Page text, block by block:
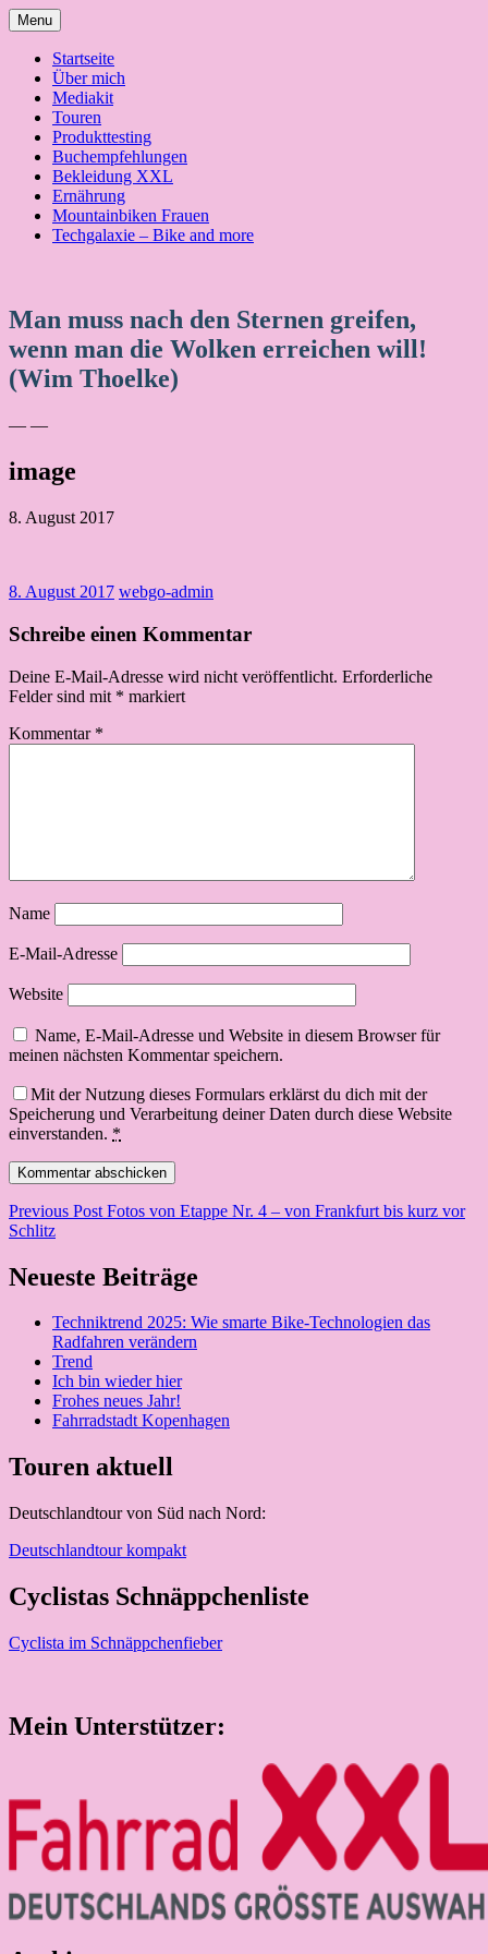
Skip
to
content
Menu
Startseite
Über mich
Mediakit
Touren
Produkttesting
Buchempfehlungen
Bekleidung XXL
Ernährung
Mountainbiken Frauen
Techgalaxie – Bike and more
Man muss nach den Sternen greifen,
wenn man die Wolken erreichen will!
(Wim Thoelke)
— —
image
8. August 2017
8. August 2017 webgo-admin
Schreibe einen Kommentar
Deine E-Mail-Adresse wird nicht veröffentlicht. Erforderliche
Felder sind mit * markiert
Kommentar *
Name
E-Mail-Adresse
Website
Name, E-Mail-Adresse und Website in diesem Browser für
meinen nächsten Kommentar speichern.
Mit der Nutzung dieses Formulars erklärst du dich mit der
Speicherung und Verarbeitung deiner Daten durch diese Website
einverstanden. *
Beitragsnavigation
Previous Post Fotos von Etappe Nr. 4 – von Frankfurt bis kurz vor
Schlitz
Neueste Beiträge
Techniktrend 2025: Wie smarte Bike-Technologien das
Radfahren verändern
Trend
Ich bin wieder hier
Frohes neues Jahr!
Fahrradstadt Kopenhagen
Touren aktuell
Deutschlandtour von Süd nach Nord:
Deutschlandtour kompakt
Cyclistas Schnäppchenliste
Cyclista im Schnäppchenfieber
Mein Unterstützer: